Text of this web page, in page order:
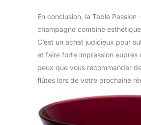
En conclusion, la Table
champagne combine
C’est un achat judicieux pour
et faire forte impression auprès
peux que vous recommander
flûtes lors de votre prochaine